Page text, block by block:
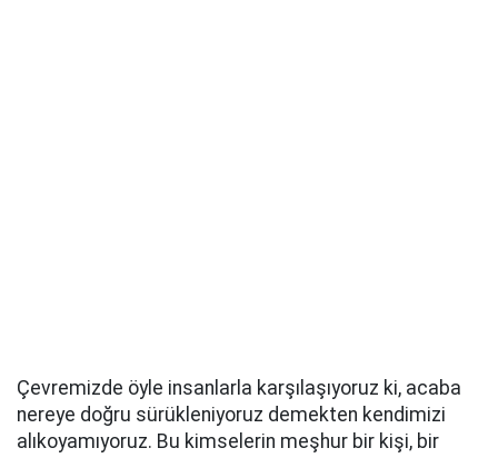
Çevremizde öyle insanlarla karşılaşıyoruz ki, acaba
nereye doğru sürükleniyoruz demekten kendimizi
alıkoyamıyoruz. Bu kimselerin meşhur bir kişi, bir